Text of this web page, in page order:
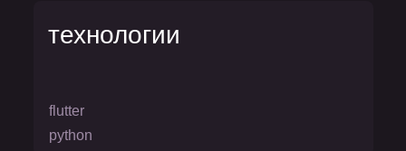
flutter
python
технологии